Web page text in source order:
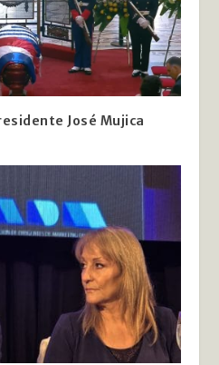
José Mujica